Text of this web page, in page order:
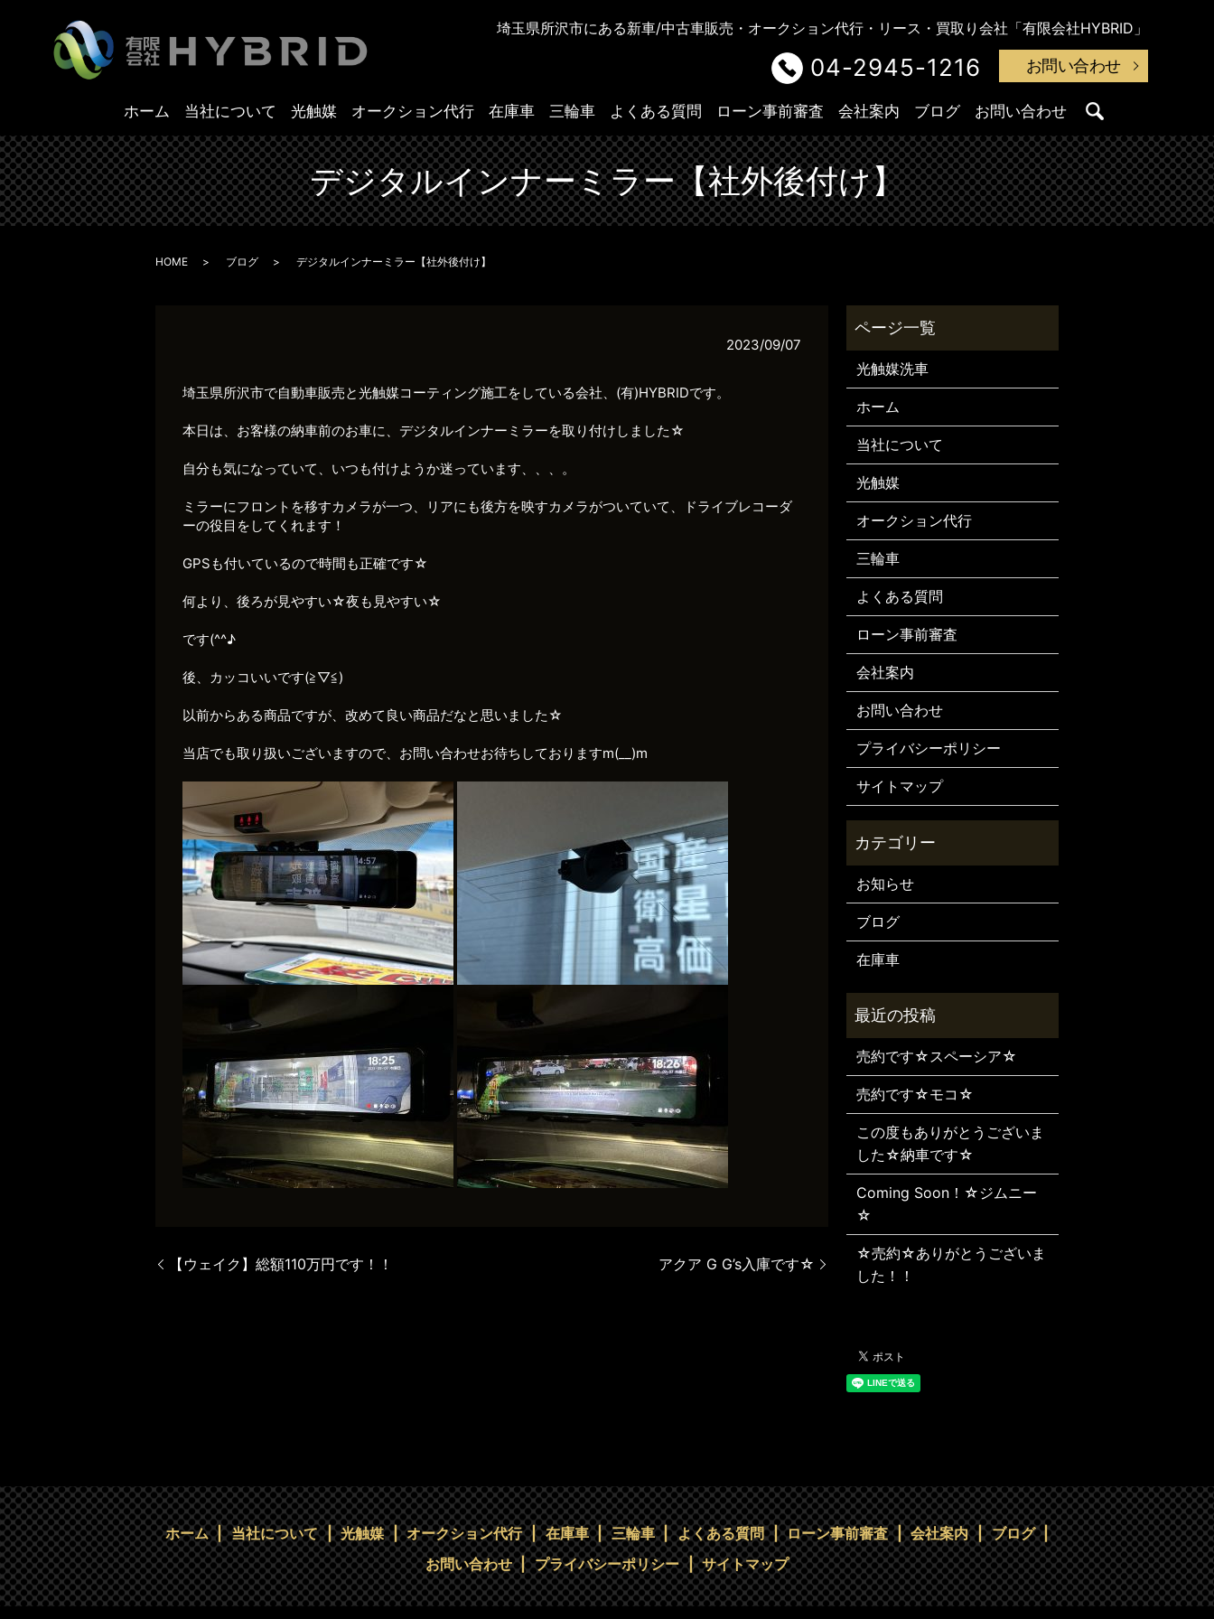
埼玉県所沢市にある新車/中古車販売・オークション代行・リース・買取り会社「有限会社HYBRID」
04-2945-1216 お問い合わせ
ホーム 当社について 光触媒 オークション代行 在庫車 三輪車 よくある質問 ローン事前審査 会社案内 ブログ お問い合わせ
デジタルインナーミラー【社外後付け】
HOME ブログ デジタルインナーミラー【社外後付け】
2023/09/07
埼玉県所沢市で自動車販売と光触媒コーティング施工をしている会社、(有)HYBRIDです。
本日は、お客様の納車前のお車に、デジタルインナーミラーを取り付けしました☆
自分も気になっていて、いつも付けようか迷っています、、、。
ミラーにフロントを移すカメラが一つ、リアにも後方を映すカメラがついていて、ドライブレコーダ
ーの役目をしてくれます！
GPSも付いているので時間も正確です☆
何より、後ろが見やすい☆夜も見やすい☆
です(^^♪
後、カッコいいです(≧▽≦)
以前からある商品ですが、改めて良い商品だなと思いました☆
当店でも取り扱いございますので、お問い合わせお待ちしておりますm(__)m
【ウェイク】総額110万円です！！ アクア G G’s入庫です☆
光触媒洗車
ホーム
当社について
光触媒
オークション代行
三輪車
よくある質問
ローン事前審査
会社案内
お問い合わせ
プライバシーポリシー
サイトマップ
お知らせ
ブログ
在庫車
売約です☆スペーシア☆
売約です☆モコ☆
この度もありがとうございま
した☆納車です☆
Coming Soon！☆ジムニー
☆
☆売約☆ありがとうございま
した！！
ホーム 当社について 光触媒 オークション代行 在庫車 三輪車 よくある質問 ローン事前審査 会社案内
ブログ
お問い合わせ
プライバシーポリシー サイトマップ